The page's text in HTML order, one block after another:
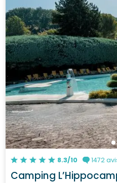
8.3/10 1472
Camping